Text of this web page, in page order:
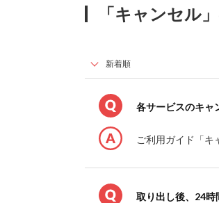
「キャンセル
各サービスのキャ
ご利用ガイド「キ
取り出し後、24時